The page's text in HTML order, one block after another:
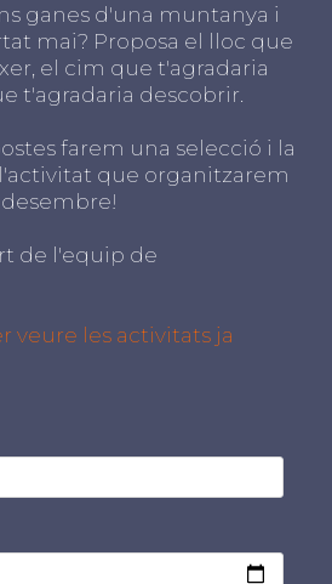
ganes d'una muntanya i
mai? Proposa el lloc que
el cim que t'agradaria
t'agradaria descobrir.
farem una selecció i la
que organitzarem
de l'equip de
veure les activitats ja